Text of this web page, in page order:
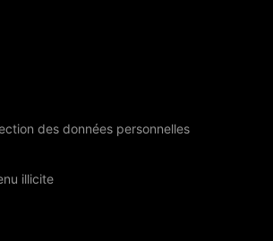
des données personnelles
illicite